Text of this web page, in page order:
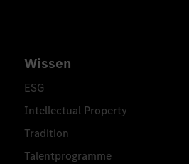
Wissen
ESG
Intellectual Property
Tradition
Talentprogramme